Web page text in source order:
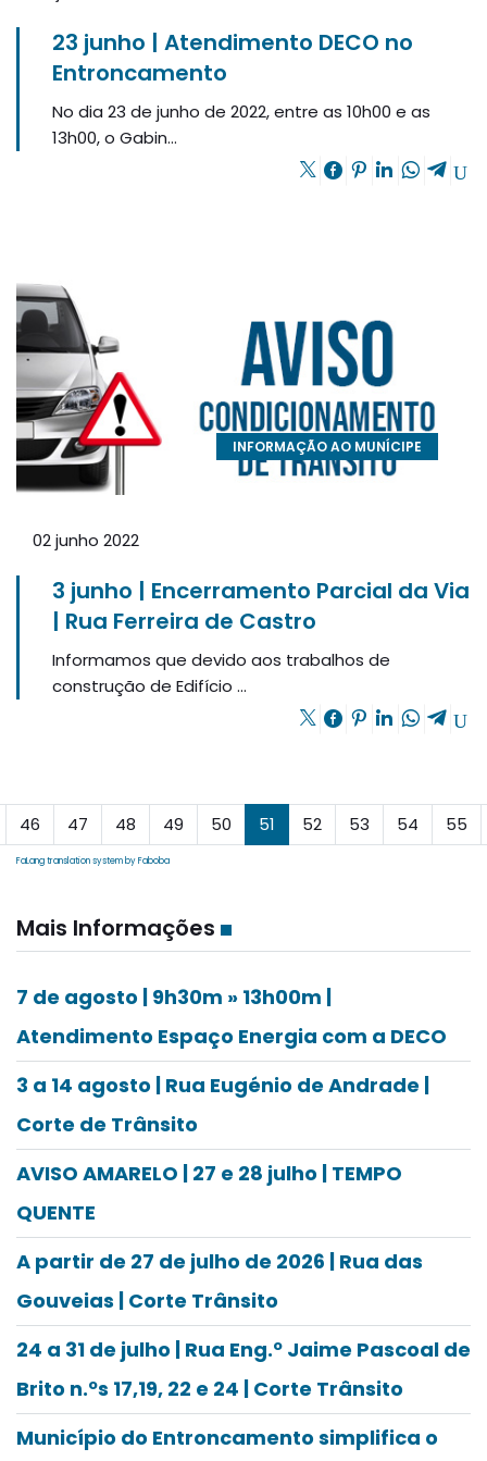
Mais Informações
7 de agosto | 9h30m » 13h00m |
Atendimento Espaço Energia com a DECO
3 a 14 agosto | Rua Eugénio de Andrade |
Corte de Trânsito
AVISO AMARELO | 27 e 28 julho | TEMPO
QUENTE
A partir de 27 de julho de 2026 | Rua das
Gouveias | Corte Trânsito
24 a 31 de julho | Rua Eng.º Jaime Pascoal de
Brito n.ºs 17,19, 22 e 24 | Corte Trânsito
Município do Entroncamento simplifica o
23 junho | Atendimento DECO no
Entroncamento
No dia 23 de junho de 2022, entre as 10h00 e as
13h00, o Gabin...
INFORMAÇÃO AO MUNÍCIPE
02 junho 2022
3 junho | Encerramento Parcial da Via
| Rua Ferreira de Castro
Informamos que devido aos trabalhos de
construção de Edifício ...
46 47 48 49 50 51 52 53 54 55
FaLang translation system by Faboba